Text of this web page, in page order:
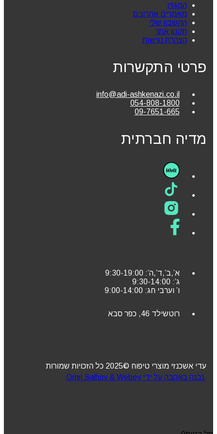
המגזין
מאמרים אחרונים
החשבון שלי
תקנון אתר
הצהרת נגישות
פרטי התקשרות
info@adi-ashkenazi.co.il
054-808-1800
09-7651-665
מדיה חברתית
א’,ב’,ד’,ה’: 9:30-19:00
ג’: 9:30-14:00
ו’ וערבי חג: 9:00-14:00
רוטשילד 46, כפר סבא
עדי אשכנזי מוצרי טיפוח ©2025 כל הזכויות שמורות
נבנה באהבה על ידי Omri Salhov & Webey